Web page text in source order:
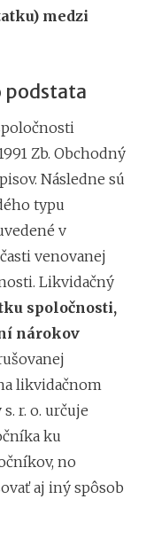
medzi
podstata
Zb. Obchodný
Následne sú
typu
v
venovanej
Likvidačný
spoločnosti,
nárokov
likvidačnom
r. o. určuje
ku
no
aj iný spôsob